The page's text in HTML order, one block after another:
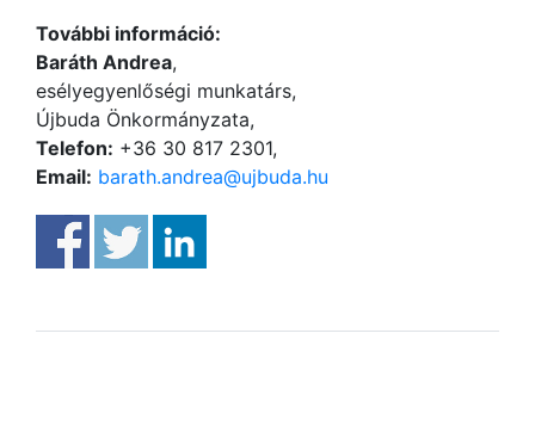
További információ:
Baráth Andrea,
esélyegyenlőségi munkatárs,
Újbuda Önkormányzata,
Telefon: +36 30 817 2301,
Email: barath.andrea@ujbuda.hu